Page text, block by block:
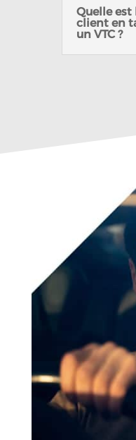
Quelle est
client en
un VTC ?